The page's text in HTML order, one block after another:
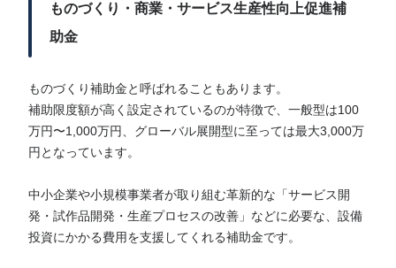
ものづくり・商業・サービス生産性向上促進補
助金
ものづくり補助金と呼ばれることもあります。
補助限度額が高く設定されているのが特徴で、一般型は100
万円〜1,000万円、グローバル展開型に至っては最大3,000万
円となっています。
中小企業や小規模事業者が取り組む革新的な「サービス開
発・試作品開発・生産プロセスの改善」などに必要な、設備
投資にかかる費用を支援してくれる補助金です。